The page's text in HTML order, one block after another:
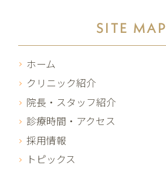
SITE MAP
ホーム
クリニック紹介
院長・スタッフ紹介
診療時間・アクセス
採用情報
トピックス